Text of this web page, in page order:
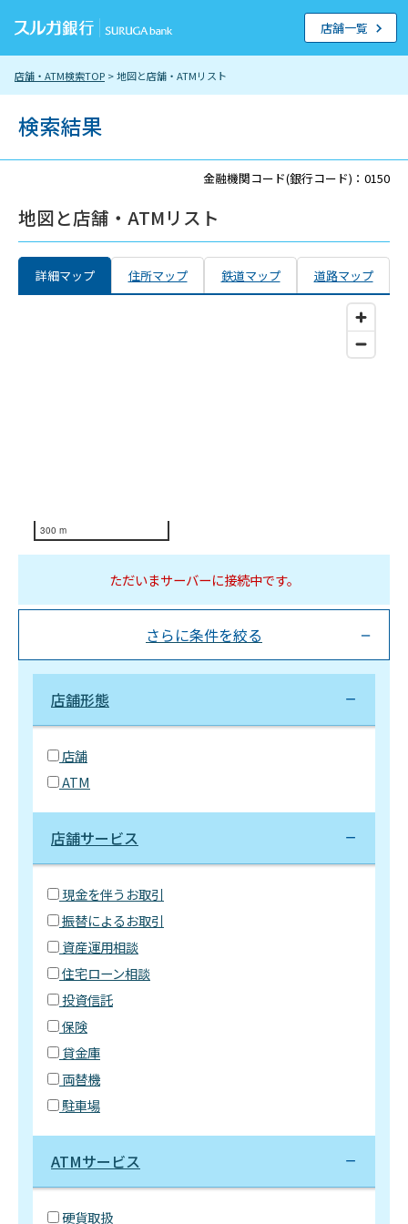
店舗・ATM検索TOP > 地図と店舗・ATMリスト
店舗一覧
検索結果
金融機関コード(銀行コード)：0150
地図と店舗・ATMリスト
詳細マップ 住所マップ 鉄道マップ 道路マップ
300 m
ただいまサーバーに接続中です。
さらに条件を絞る
店舗形態
店舗
ATM
店舗サービス
現金を伴うお取引
振替によるお取引
資産運用相談
住宅ローン相談
投資信託
保険
貸金庫
両替機
駐車場
ATMサービス
硬貨取扱